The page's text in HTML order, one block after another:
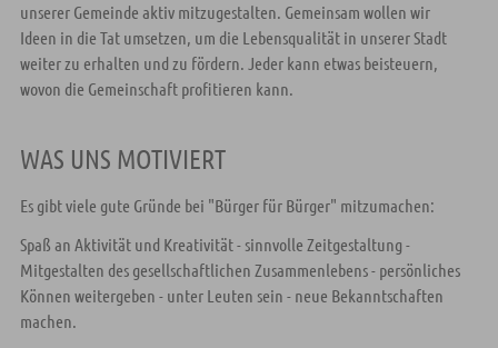
unserer Gemeinde aktiv mitzugestalten. Gemeinsam wollen wir
Ideen in die Tat umsetzen, um die Lebensqualität in unserer Stadt
weiter zu erhalten und zu fördern. Jeder kann etwas beisteuern,
wovon die Gemeinschaft profitieren kann.
WAS UNS MOTIVIERT
Es gibt viele gute Gründe bei "Bürger für Bürger" mitzumachen:
Spaß an Aktivität und Kreativität - sinnvolle Zeitgestaltung -
Mitgestalten des gesellschaftlichen Zusammenlebens - persönliches
Können weitergeben - unter Leuten sein - neue Bekanntschaften
machen.